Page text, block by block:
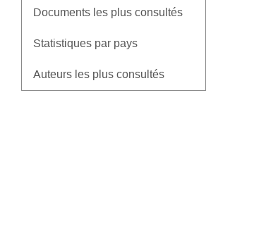
Documents les plus consultés
Statistiques par pays
Auteurs les plus consultés